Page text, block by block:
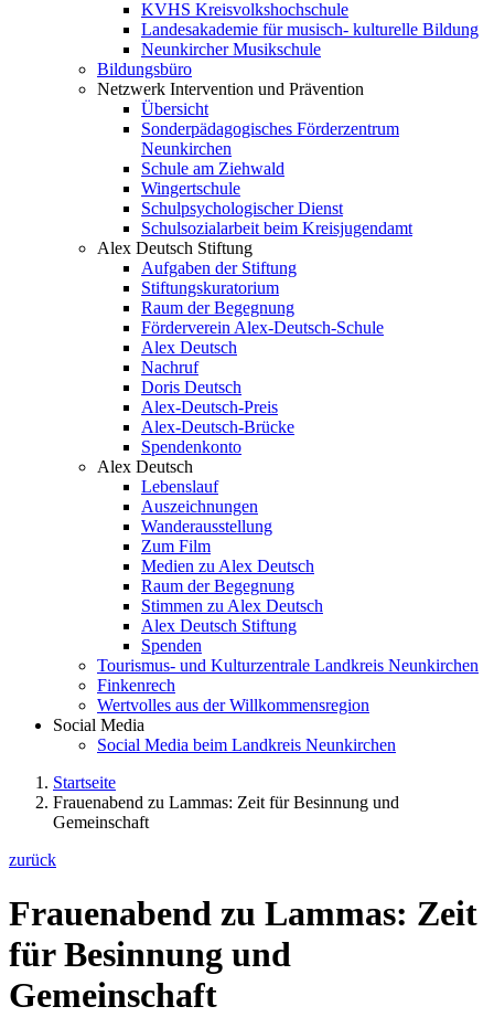
KVHS Kreisvolkshochschule
Landesakademie für musisch- kulturelle Bildung
Neunkircher Musikschule
Bildungsbüro
Netzwerk Intervention und Prävention
Übersicht
Sonderpädagogisches Förderzentrum
Neunkirchen
Schule am Ziehwald
Wingertschule
Schulpsychologischer Dienst
Schulsozialarbeit beim Kreisjugendamt
Alex Deutsch Stiftung
Aufgaben der Stiftung
Stiftungskuratorium
Raum der Begegnung
Förderverein Alex-Deutsch-Schule
Alex Deutsch
Nachruf
Doris Deutsch
Alex-Deutsch-Preis
Alex-Deutsch-Brücke
Spendenkonto
Alex Deutsch
Lebenslauf
Auszeichnungen
Wanderausstellung
Zum Film
Medien zu Alex Deutsch
Raum der Begegnung
Stimmen zu Alex Deutsch
Alex Deutsch Stiftung
Spenden
Tourismus- und Kulturzentrale Landkreis Neunkirchen
Finkenrech
Wertvolles aus der Willkommensregion
Social Media
Social Media beim Landkreis Neunkirchen
Startseite
Frauenabend zu Lammas: Zeit für Besinnung und
Gemeinschaft
zurück
Frauenabend zu Lammas: Zeit
für Besinnung und
Gemeinschaft